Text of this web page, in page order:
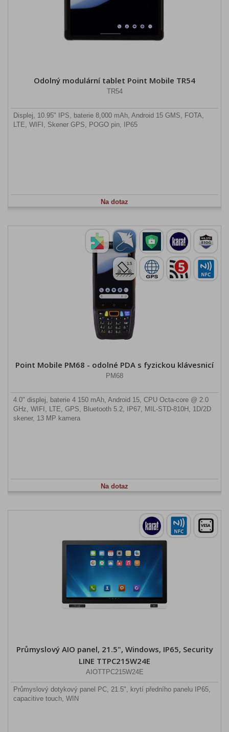
Odolný modulární tablet Point Mobile TR54
TR54
Displej, 10.95" IPS, baterie 8,000 mAh, Android 15 GMS, FOTA,
LTE, WIFI, Skener GPS, POGO pin, IP65
Na dotaz
Point Mobile PM68 - odolné PDA s fyzickou klávesnicí
PM68
4.0" displej, baterie 4 150 mAh, Android 15, CPU Octa-core @ 2.0
GHz, WIFI, LTE, GPS, Bluetooth 5.2, IP67, MIL-STD-810H, 1D/2D
skener, 13 MP kamera
Na dotaz
Průmyslový AIO panel, 21.5", Windows, IP65, Security
LINE TTPC215W24E
AIOTTPC215W24E
Průmyslový dotykový panel PC, 21.5", krytí předního panelu IP65,
capacitive touch, WIN